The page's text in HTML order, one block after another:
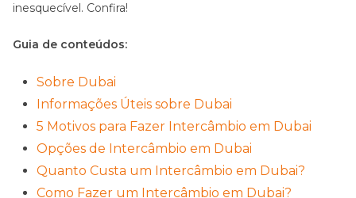
inesquecível. Confira!
Guia de conteúdos:
Sobre Dubai
Informações Úteis sobre Dubai
5 Motivos para Fazer Intercâmbio em Dubai
Opções de Intercâmbio em Dubai
Quanto Custa um Intercâmbio em Dubai?
Como Fazer um Intercâmbio em Dubai?